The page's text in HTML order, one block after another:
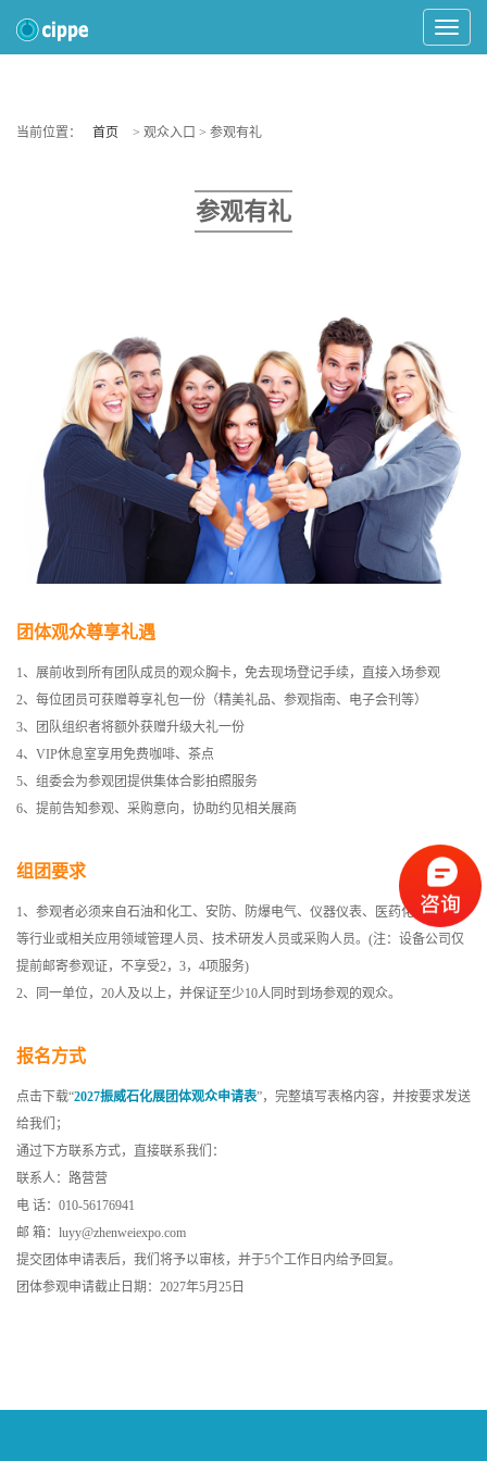
Toggle
当前位置： 首页 > 观众入口 > 参观有礼
参观有礼
团体观众尊享礼遇
1、展前收到所有团队成员的观众胸卡，免去现场登记手续，直接入场参观
2、每位团员可获赠尊享礼包一份（精美礼品、参观指南、电子会刊等）
3、团队组织者将额外获赠升级大礼一份
4、VIP休息室享用免费咖啡、茶点
5、组委会为参观团提供集体合影拍照服务
6、提前告知参观、采购意向，协助约见相关展商
组团要求
1、参观者必须来自石油和化工、安防、防爆电气、仪器仪表、医药化工、塑胶
等行业或相关应用领域管理人员、技术研发人员或采购人员。(注：设备公司仅
提前邮寄参观证，不享受2，3，4项服务)
2、同一单位，20人及以上，并保证至少10人同时到场参观的观众。
报名方式
点击下载“2027振威石化展团体观众申请表”，完整填写表格内容，并按要求发送
给我们；
通过下方联系方式，直接联系我们：
联系人：路营营
电 话：010-56176941
邮 箱：luyy@zhenweiexpo.com
提交团体申请表后，我们将予以审核，并于5个工作日内给予回复。
团体参观申请截止日期：2027年5月25日